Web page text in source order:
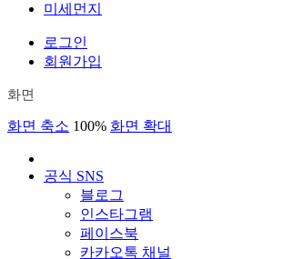
미세먼지
로그인
회원가입
화면
화면 축소 100% 화면 확대
공식 SNS
블로그
인스타그램
페이스북
카카오톡 채널